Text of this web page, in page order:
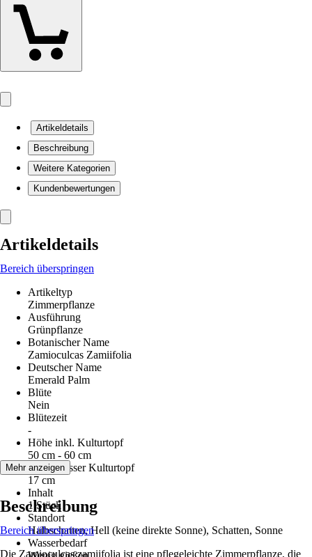
Artikeldetails
Beschreibung
Weitere Kategorien
Kundenbewertungen
Artikeldetails
Bereich überspringen
Artikeltyp
Zimmerpflanze
Ausführung
Grünpflanze
Botanischer Name
Zamioculcas Zamiifolia
Deutscher Name
Emerald Palm
Blüte
Nein
Blütezeit
-
Höhe inkl. Kulturtopf
50 cm - 60 cm
Durchmesser Kulturtopf
17 cm
Inhalt
1 Stück
Standort
Halbschatten, Hell (keine direkte Sonne), Schatten, Sonne
Wasserbedarf
Mehr anzeigen
Beschreibung
Bereich überspringen
Die Zamioculcas zamiifolia ist eine pflegeleichte Zimmerpflanze, die